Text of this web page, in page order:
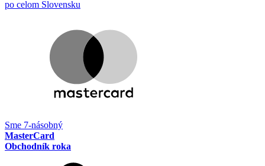
po celom Slovensku
Sme 7-násobný
MasterCard
Obchodník roka